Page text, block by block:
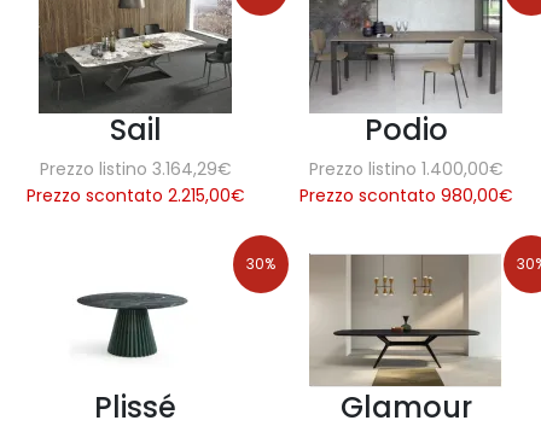
Sail
Prezzo listino 3.164,29€
Prezzo scontato 2.215,00€
Podio
Prezzo listino 1.400,00€
Prezzo scontato 980,00€
30%
Plissé Glamour